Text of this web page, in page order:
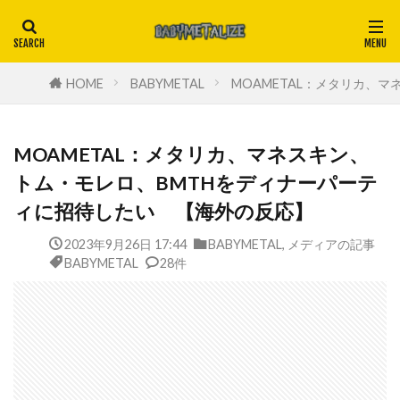
HOME BABYMETAL MOAMETAL：メタリカ、マ
MOAMETAL：メタリカ、マネスキン、
トム・モレロ、BMTHをディナーパーテ
ィに招待したい 【海外の反応】
2023年9月26日 17:44 BABYMETAL, メディアの記事
BABYMETAL
28件